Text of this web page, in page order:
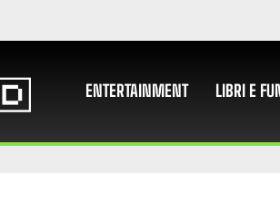
ENTERTAINMENT LIBRI E